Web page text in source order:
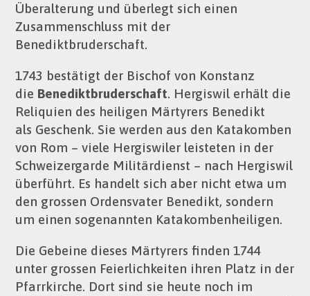
Überalterung und überlegt sich einen
Zusammenschluss mit der
Benediktbruderschaft.
1743 bestätigt der Bischof von Konstanz
die Benediktbruderschaft. Hergiswil erhält die
Reliquien des heiligen Märtyrers Benedikt
als Geschenk. Sie werden aus den Katakomben
von Rom – viele Hergiswiler leisteten in der
Schweizergarde Militärdienst – nach Hergiswil
überführt. Es handelt sich aber nicht etwa um
den grossen Ordensvater Benedikt, sondern
um einen sogenannten Katakombenheiligen.
Die Gebeine dieses Märtyrers finden 1744
unter grossen Feierlichkeiten ihren Platz in der
Pfarrkirche. Dort sind sie heute noch im